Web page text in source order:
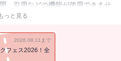
、引用などの機能が使用できませ
をベテラン記者、有識者らのチーム
ています。5分野(政治、経済、暮
ンスよく出題し、総合的な力を測
っと見る
2026.08.11まで
フェス2026！全